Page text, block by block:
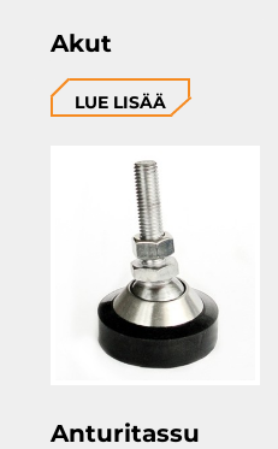
Akut
LUE LISÄÄ
Anturitassu